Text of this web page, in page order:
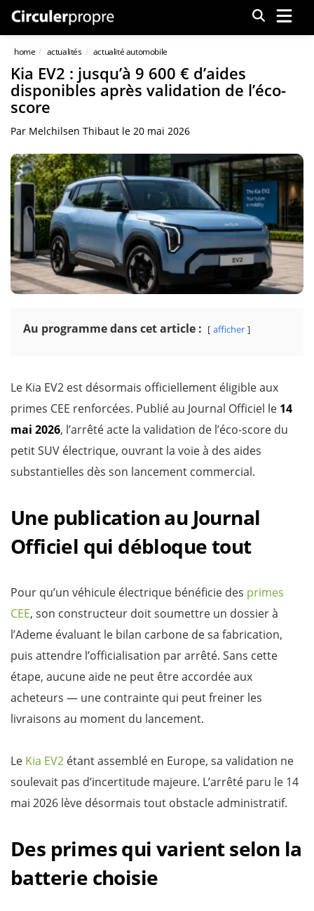
Menu
home actualités actualité automobile
Kia EV2 : jusqu’à 9 600 € d’aides
disponibles après validation de l’éco-
score
Par Melchilsen Thibaut le 20 mai 2026
Au programme dans cet article : afficher
Le Kia EV2 est désormais officiellement éligible aux
primes CEE renforcées. Publié au Journal Officiel le 14
mai 2026, l’arrêté acte la validation de l’éco-score du
petit SUV électrique, ouvrant la voie à des aides
substantielles dès son lancement commercial.
Une publication au Journal
Officiel qui débloque tout
Pour qu’un véhicule électrique bénéficie des primes
CEE, son constructeur doit soumettre un dossier à
l’Ademe évaluant le bilan carbone de sa fabrication,
puis attendre l’officialisation par arrêté. Sans cette
étape, aucune aide ne peut être accordée aux
acheteurs — une contrainte qui peut freiner les
livraisons au moment du lancement.
Le Kia EV2 étant assemblé en Europe, sa validation ne
soulevait pas d’incertitude majeure. L’arrêté paru le 14
mai 2026 lève désormais tout obstacle administratif.
Des primes qui varient selon la
batterie choisie